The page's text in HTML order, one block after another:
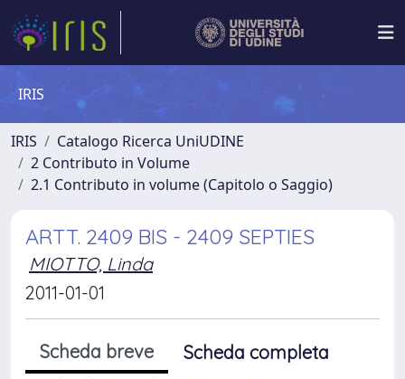
IRIS
IRIS
Catalogo Ricerca UniUDINE
2 Contributo in Volume
2.1 Contributo in volume (Capitolo o Saggio)
ARTT. 2409 BIS - 2409 SEPTIES
MIOTTO, Linda
2011-01-01
Scheda breve
Scheda completa